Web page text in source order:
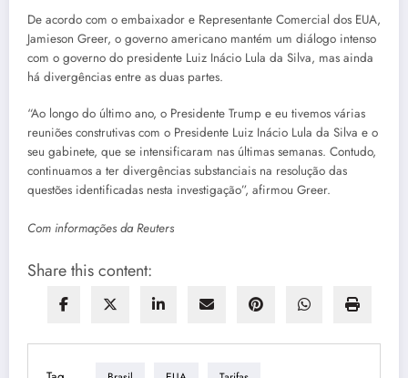
De acordo com o embaixador e Representante Comercial dos EUA,
Jamieson Greer, o governo americano mantém um diálogo intenso
com o governo do presidente Luiz Inácio Lula da Silva, mas ainda
há divergências entre as duas partes.
“Ao longo do último ano, o Presidente Trump e eu tivemos várias
reuniões construtivas com o Presidente Luiz Inácio Lula da Silva e o
seu gabinete, que se intensificaram nas últimas semanas. Contudo,
continuamos a ter divergências substanciais na resolução das
questões identificadas nesta investigação”, afirmou Greer.
Com informações da Reuters
Share this content: